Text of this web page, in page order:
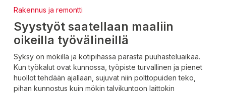
Rakennus ja remontti
Syystyöt saatellaan maaliin
oikeilla työvälineillä
Syksy on mökillä ja kotipihassa parasta puuhasteluaikaa.
Kun työkalut ovat kunnossa, työpiste turvallinen ja pienet
huollot tehdään ajallaan, sujuvat niin polttopuiden teko,
pihan kunnostus kuin mökin talvikuntoon laittokin